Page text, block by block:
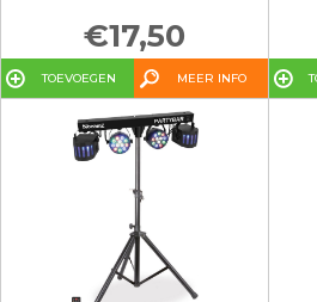
€17,50
TOEVOEGEN MEER INFO